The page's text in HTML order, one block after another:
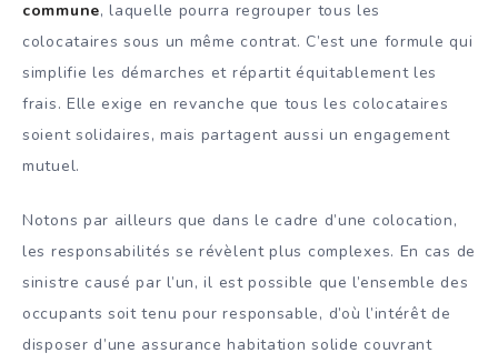
commune, laquelle pourra regrouper tous les
colocataires sous un même contrat. C’est une formule qui
simplifie les démarches et répartit équitablement les
frais. Elle exige en revanche que tous les colocataires
soient solidaires, mais partagent aussi un engagement
mutuel.
Notons par ailleurs que dans le cadre d’une colocation,
les responsabilités se révèlent plus complexes. En cas de
sinistre causé par l’un, il est possible que l’ensemble des
occupants soit tenu pour responsable, d’où l’intérêt de
disposer d’une assurance habitation solide couvrant